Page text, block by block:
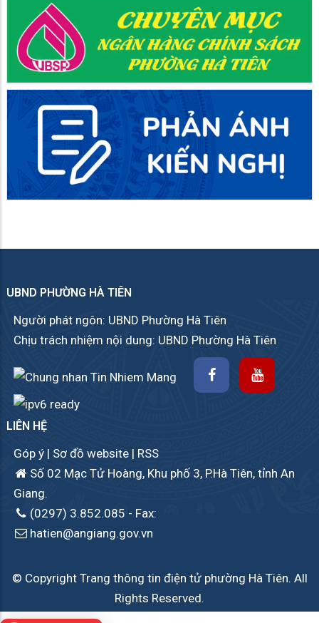
UBND PHƯỜNG HÀ TIÊN
Người phát ngôn: UBND Phường Hà Tiên
Chịu trách nhiệm nội dung: UBND Phường Hà Tiên
LIÊN HỆ
Góp ý | Sơ đồ website | RSS
Số 02 Mạc Tử Hoàng, Khu phố 3, P.Hà Tiên, tỉnh An
Giang.
(0297) 3.852.085 - Fax:
hatien@angiang.gov.vn
© Copyright Trang thông tin điện tử phường Hà Tiên. All
Rights Reserved.